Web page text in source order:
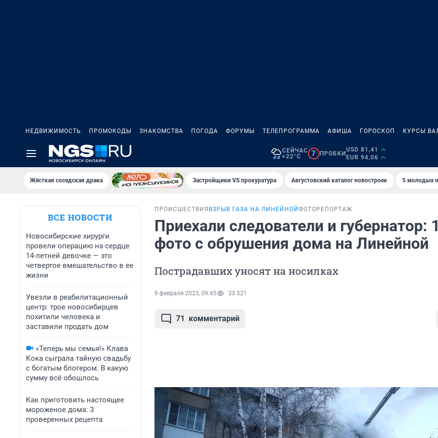
НЕДВИЖИМОСТЬ ПРОМОКОДЫ ЗНАКОМСТВА ПОГОДА ФОРУМЫ ТЕЛЕПРОГРАММА АФИША ГОРОСКОП КУРСЫ
СЕЙЧАС
+22°C
7 ПРОБКИ
USD 81,41
EUR 94,06
Жёсткая соседская драка Застройщики VS прокуратура Августовский каталог новостроек 5 молодых
ВСЕ НОВОСТИ
Новосибирские хирурги
провели операцию на сердце
14-летней девочке — это
четвертое вмешательство в ее
жизни
Увезли в реабилитационный
центр: трое новосибирцев
похитили человека и
заставили продать дом
«Теперь мы семья!» Клава
Кока сыграла тайную свадьбу
с богатым блогером. В какую
сумму всё обошлось
Как приготовить настоящее
мороженое дома: 3
проверенных рецепта
ПРОИСШЕСТВИЯ ВЗРЫВ ГАЗА НА ЛИНЕЙНОЙ ФОТОРЕПОРТАЖ
Приехали следователи и губернатор:
фото с обрушения дома на Линейной
Пострадавших уносят на носилках
9 февраля 2023, 09:45 33 521
71 комментарий